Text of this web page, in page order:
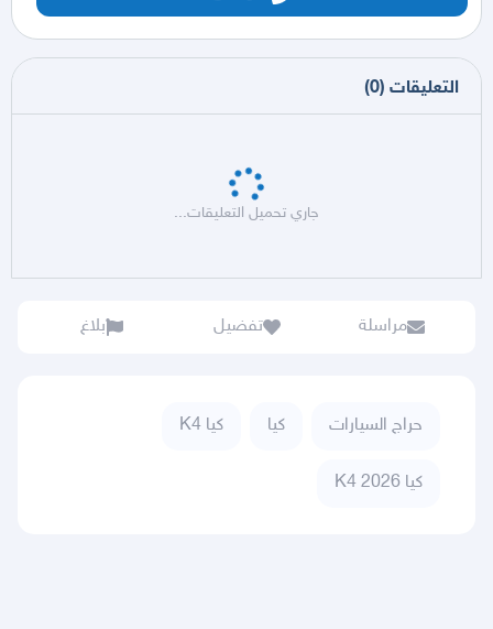
التعليقات (
0
)
جاري تحميل التعليقات...
مراسلة تفضيل بلاغ
حراج السيارات كيا كيا K4
كيا K4 2026